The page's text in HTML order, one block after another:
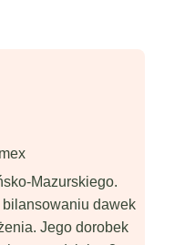
Mazurskiego.
dawek
Jego dorobek